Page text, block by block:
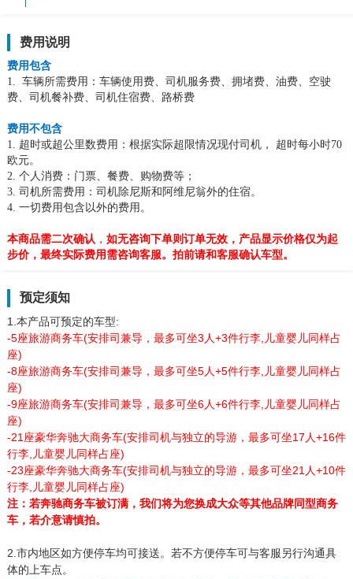
费用说明
费用包含
1. 车辆所需费用： 车辆使用费、司机服务费、拥堵费、油费、空驶
费、司机餐补费、司机住宿费、路桥费
费用不包含
1. 超时或超公里数费用：根据实际超限情况现付司机， 超时每小时70
欧元。
2. 个人消费：门票、餐费、购物费等；
3. 司机所需费用：司机除尼斯和阿维尼翁外的住宿。
4. 一切费用包含以外的费用。
本商品需二次确认 ， 如无咨询下单则订单无效，产品显示价格仅为起
步价，最终实际费用需咨询客服。拍前请和客服确认车型。
预定须知
1.本产品可预定的车型:
-5座旅游商务车(安排司兼导，最多可坐3人+3件行李,儿童婴儿同样占
座)
-8座旅游商务车(安排司兼导，最多可坐5人+5件行李,儿童婴儿同样占
座)
-9座旅游商务车(安排司兼导 ， 最多可坐6人+6件行李,儿童婴儿同样占
座)
-21座豪华奔驰大商务车(安排司机与独立的导游，最多可坐17人+16件
行李,儿童婴儿同样占座)
-23座豪华奔驰大商务车(安排司机与独立的导游，最多可坐21人+10件
行李,儿童婴儿同样占座)
注：若奔驰商务车被订满，我们将为您换成大众等其他品牌同型商务
车，若介意请慎拍。
2.市内地区如方便停车均可接送。若不方便停车可与客服另行沟通具
体的上车点。